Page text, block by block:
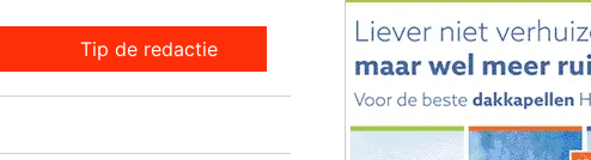
Tip de redactie